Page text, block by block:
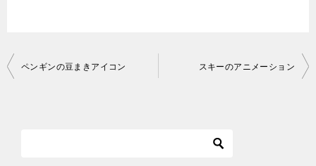
投
ペンギンの豆まきアイコン スキーのアニメーション